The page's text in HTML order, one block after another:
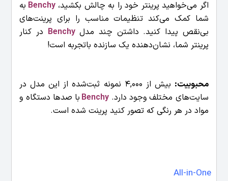
اگر می‌خواهید پرینتر خود را به چالش بکشید،Benchy به
شما کمک می‌کند تنظیمات مناسب را برای پرینت‌های
بی‌نقص پیدا کنید. داشتن چند مدلBenchy در کنار
پرینتر شما، نشان‌دهنده یک سازنده باتجربه است!
محبوبیت:
بیش از 4,000 نمونه ثبت‌شده از این مدل در
سایت‌های مختلف وجود دارد. Benchy با صدها دستگاه و
مواد در هر رنگی که تصور کنید پرینت شده است.
All-in-One